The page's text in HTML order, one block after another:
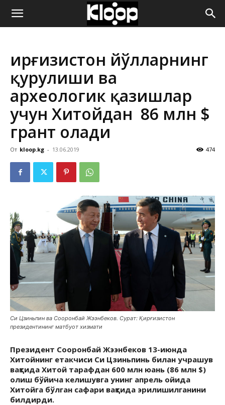
ҚИРҒИЗИСТОН
ЯНГИЛИКЛАРИ
Қирғизистон йўлларнинг
қурулиши ва
археологик қазишлар
учун Хитойдан 86 млн $
грант олади
От kloop.kg - 13.06.2019 474
Си Цзиньпин ва Сооронбай Жээнбеков. Сурат: Қирғизистон
президентининг матбуот хизмати
Президент Сооронбай Жээнбеков 13-июнда
Хитойнинг етакчиси Си Цзиньпинь билан учрашув
вақтида Хитой тарафдан 600 млн юань (86 млн $)
олиш бўйича келишувга унинг апрель ойида
Хитойга бўлган сафари вақтида эрилишилганини
билдирди.